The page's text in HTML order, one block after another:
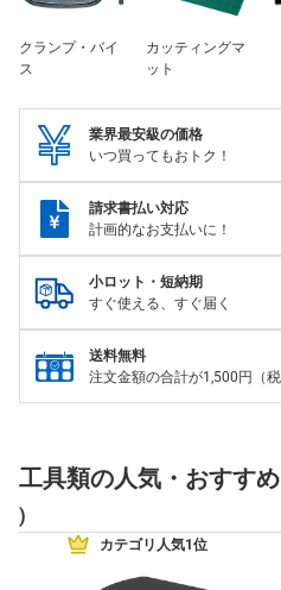
クランプ・バイ
ス
カッティングマ
ット
業界最安級の価格
いつ買ってもおトク！
請求書払い対応
計画的なお支払いに！
小ロット・短納期
すぐ使える、すぐ届く
送料無料
注文金額の合計が1,500円（
工具類の人気・おすす
)
カテゴリ人気1位